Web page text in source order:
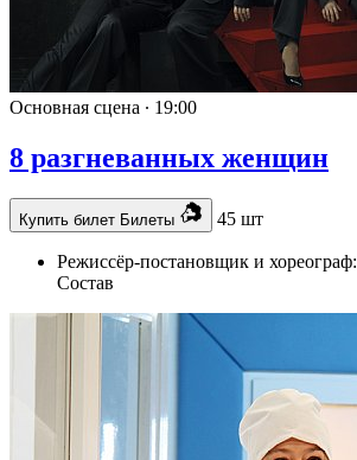
Основная сцена ∙ 19:00
8 разгневанных женщин
Купить билет Билеты 45 шт
Режиссёр-постановщик и хореограф:
Состав